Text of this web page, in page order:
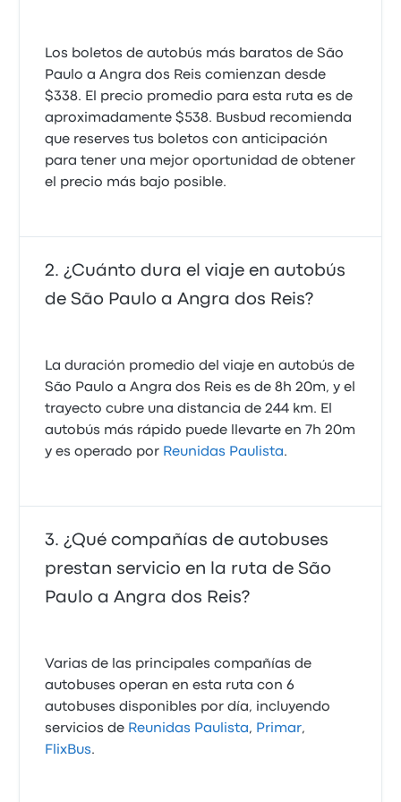
Los boletos de autobús más baratos de São
Paulo a Angra dos Reis comienzan desde
$338. El precio promedio para esta ruta es de
aproximadamente $538. Busbud recomienda
que reserves tus boletos con anticipación
para tener una mejor oportunidad de obtener
el precio más bajo posible.
¿Cuánto dura el viaje en autobús
de São Paulo a Angra dos Reis?
La duración promedio del viaje en autobús de
São Paulo a Angra dos Reis es de 8h 20m, y el
trayecto cubre una distancia de 244 km. El
autobús más rápido puede llevarte en 7h 20m
y es operado por Reunidas Paulista.
¿Qué compañías de autobuses
prestan servicio en la ruta de São
Paulo a Angra dos Reis?
Varias de las principales compañías de
autobuses operan en esta ruta con 6
autobuses disponibles por día, incluyendo
servicios de Reunidas Paulista, Primar,
FlixBus.